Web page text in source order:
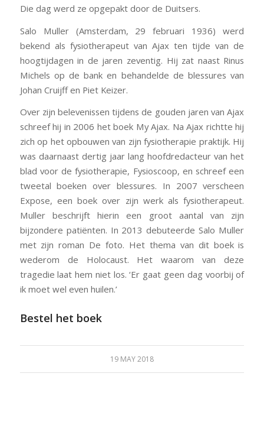
Die dag werd ze opgepakt door de Duitsers.
Salo Muller (Amsterdam, 29 februari 1936) werd
bekend als fysiotherapeut van Ajax ten tijde van de
hoogtijdagen in de jaren zeventig. Hij zat naast Rinus
Michels op de bank en behandelde de blessures van
Johan Cruijff en Piet Keizer.
Over zijn belevenissen tijdens de gouden jaren van Ajax
schreef hij in 2006 het boek My Ajax. Na Ajax richtte hij
zich op het opbouwen van zijn fysiotherapie praktijk. Hij
was daarnaast dertig jaar lang hoofdredacteur van het
blad voor de fysiotherapie, Fysioscoop, en schreef een
tweetal boeken over blessures. In 2007 verscheen
Expose, een boek over zijn werk als fysiotherapeut.
Muller beschrijft hierin een groot aantal van zijn
bijzondere patiënten. In 2013 debuteerde Salo Muller
met zijn roman De foto. Het thema van dit boek is
wederom de Holocaust. Het waarom van deze
tragedie laat hem niet los. ‘Er gaat geen dag voorbij of
ik moet wel even huilen.’
Bestel het boek
19 MAY 2018